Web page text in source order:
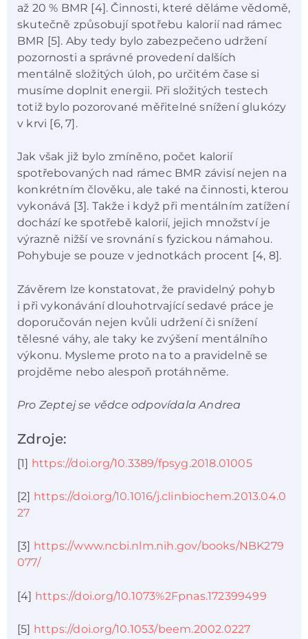
až 20 % BMR [4]. Činnosti, které děláme vědomě,
skutečně způsobují spotřebu kalorií nad rámec
BMR [5]. Aby tedy bylo zabezpečeno udržení
pozornosti a správné provedení dalších
mentálně složitých úloh, po určitém čase si
musíme doplnit energii. Při složitých testech
totiž bylo pozorované měřitelné snížení glukózy
v krvi [6, 7].
Jak však již bylo zmíněno, počet kalorií
spotřebovaných nad rámec BMR závisí nejen na
konkrétním člověku, ale také na činnosti, kterou
vykonává [3]. Takže i když při mentálním zatížení
dochází ke spotřebě kalorií, jejich množství je
výrazně nižší ve srovnání s fyzickou námahou.
Pohybuje se pouze v jednotkách procent [4, 8].
Závěrem lze konstatovat, že pravidelný pohyb
i při vykonávání dlouhotrvající sedavé práce je
doporučován nejen kvůli udržení či snížení
tělesné váhy, ale taky ke zvýšení mentálního
výkonu. Mysleme proto na to a pravidelně se
projděme nebo alespoň protáhněme.
Pro Zeptej se vědce odpovídala Andrea
Zdroje:
[1] https://doi.org/10.3389/fpsyg.2018.01005
[2] https://doi.org/10.1016/j.clinbiochem.2013.04.0
27
[3] https://www.ncbi.nlm.nih.gov/books/NBK279
077/
[4] https://doi.org/10.1073%2Fpnas.172399499
[5] https://doi.org/10.1053/beem.2002.0227